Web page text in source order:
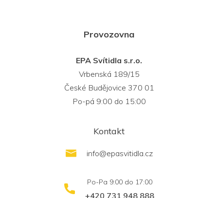
Provozovna
EPA Svítidla s.r.o.
Vrbenská 189/15
České Budějovice 370 01
Po-pá 9:00 do 15:00
Kontakt
info@epasvitidla.cz
+420 731 948 888